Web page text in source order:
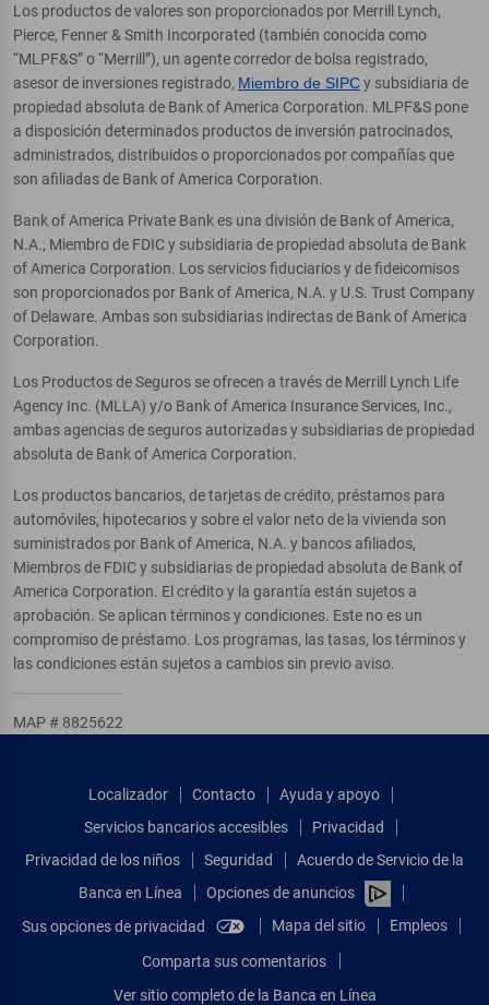
Los productos de valores son proporcionados por Merrill Lynch,
Pierce, Fenner & Smith Incorporated (también conocida como
“MLPF&S” o “Merrill”), un agente corredor de bolsa registrado,
asesor de inversiones registrado, Miembro de SIPCy subsidiaria de
propiedad absoluta de Bank of America Corporation. MLPF&S pone
a disposición determinados productos de inversión patrocinados,
administrados, distribuidos o proporcionados por compañías que
son afiliadas de Bank of America Corporation.
Bank of America Private Bank es una división de Bank of America,
N.A., Miembro de FDIC y subsidiaria de propiedad absoluta de Bank
of America Corporation. Los servicios fiduciarios y de fideicomisos
son proporcionados por Bank of America, N.A. y U.S. Trust Company
of Delaware. Ambas son subsidiarias indirectas de Bank of America
Corporation.
Los Productos de Seguros se ofrecen a través de Merrill Lynch Life
Agency Inc. (MLLA) y/o Bank of America Insurance Services, Inc.,
ambas agencias de seguros autorizadas y subsidiarias de propiedad
absoluta de Bank of America Corporation.
Los productos bancarios, de tarjetas de crédito, préstamos para
automóviles, hipotecarios y sobre el valor neto de la vivienda son
suministrados por Bank of America, N.A. y bancos afiliados,
Miembros de FDIC y subsidiarias de propiedad absoluta de Bank of
America Corporation. El crédito y la garantía están sujetos a
aprobación. Se aplican términos y condiciones. Este no es un
compromiso de préstamo. Los programas, las tasas, los términos y
las condiciones están sujetos a cambios sin previo aviso.
MAP # 8825622
Localizador Contacto
Ayuda y apoyo
Servicios bancarios accesibles
Privacidad
Privacidad de los niños
Seguridad
Acuerdo de Servicio de la
Banca en Línea
Opciones de anuncios
Sus opciones de privacidad
Mapa del sitio Empleos
Comparta sus comentarios
Ver sitio completo de la Banca en Línea